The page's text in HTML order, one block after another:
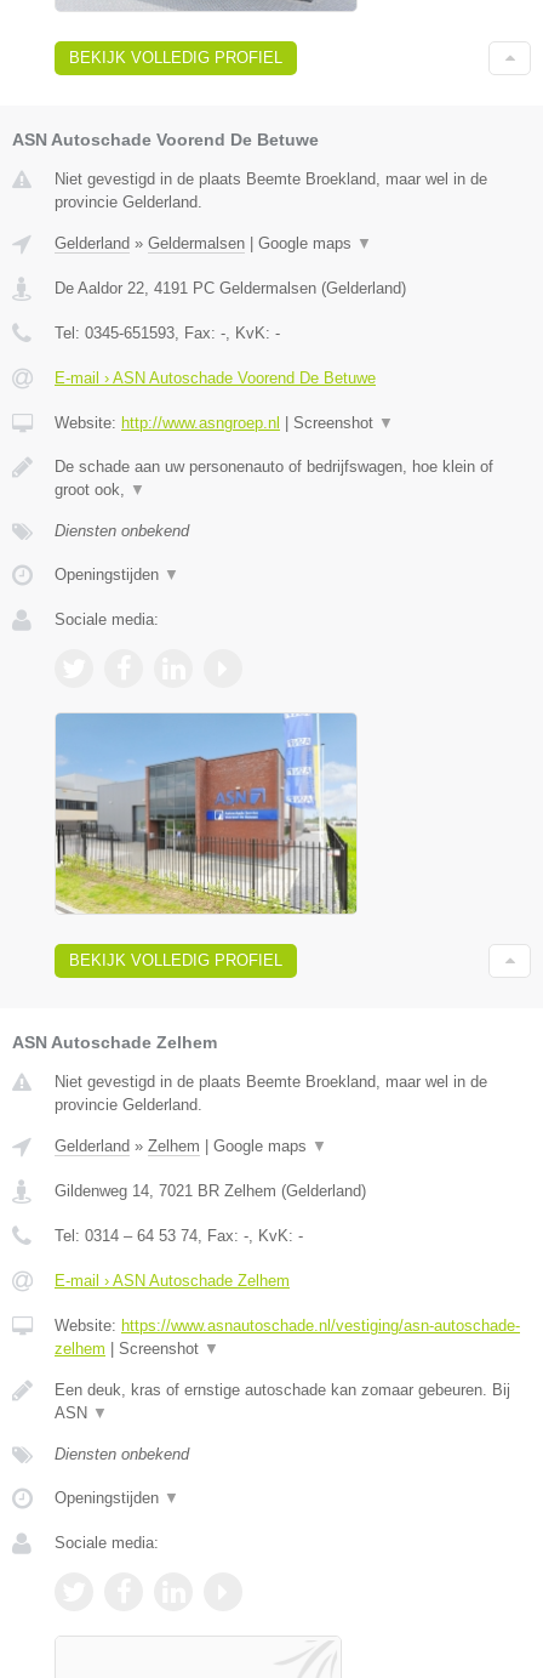
BEKIJK VOLLEDIG PROFIEL
ASN Autoschade Voorend De Betuwe
Niet gevestigd in de plaats Beemte Broekland, maar wel in de
provincie Gelderland.
Gelderland » Geldermalsen Google maps ▼
De Aaldor 22, 4191 PC Geldermalsen (Gelderland)
Tel: 0345-651593, Fax: -, KvK: -
E-mail › ASN Autoschade Voorend De Betuwe
Website: http://www.asngroep.nl Screenshot ▼
De schade aan uw personenauto of bedrijfswagen, hoe klein of
groot ook, ▼
Diensten onbekend
Openingstijden ▼
Sociale media:
BEKIJK VOLLEDIG PROFIEL
ASN Autoschade Zelhem
Niet gevestigd in de plaats Beemte Broekland, maar wel in de
provincie Gelderland.
Gelderland » Zelhem Google maps ▼
Gildenweg 14, 7021 BR Zelhem (Gelderland)
Tel: 0314 – 64 53 74, Fax: -, KvK: -
E-mail › ASN Autoschade Zelhem
Website: https://www.asnautoschade.nl/vestiging/asn-autoschade-
zelhem
Screenshot ▼
Een deuk, kras of ernstige autoschade kan zomaar gebeuren. Bij
ASN ▼
Diensten onbekend
Openingstijden ▼
Sociale media: